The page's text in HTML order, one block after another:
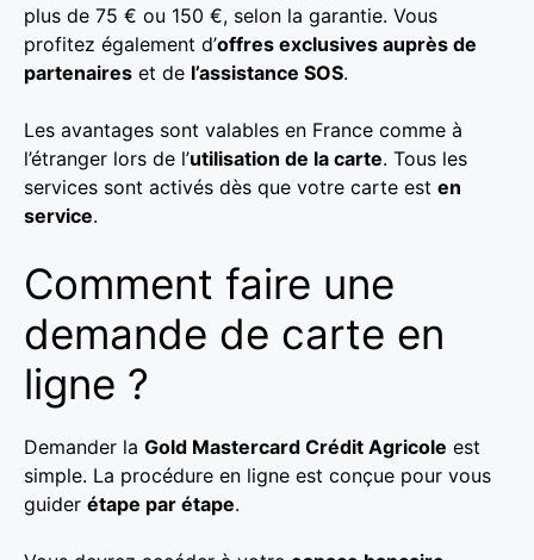
plus de 75 € ou 150 €, selon la garantie. Vous
profitez également d’offres exclusives auprès de
partenaires et de l’assistance SOS.
Les avantages sont valables en France comme à
l’étranger lors de l’utilisation de la carte. Tous les
services sont activés dès que votre carte est en
service.
Comment faire une
demande de carte en
ligne ?
Demander la Gold Mastercard Crédit Agricole est
simple. La procédure en ligne est conçue pour vous
guider étape par étape.